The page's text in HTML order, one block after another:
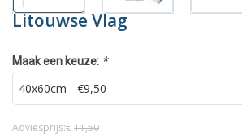
Litouwse Vlag
Maak een keuze: *
Adviesprijs:€ 11,50